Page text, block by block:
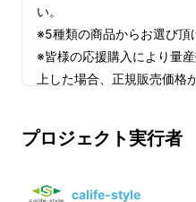
グリップを滑
い。
※5種類の商品からお選び頂
※皆様の応援購入により量
上した場合、正規販売価格
もございます。ご了承くだ
製造工程上の都合等により
プロジェクト実行者
calife-style